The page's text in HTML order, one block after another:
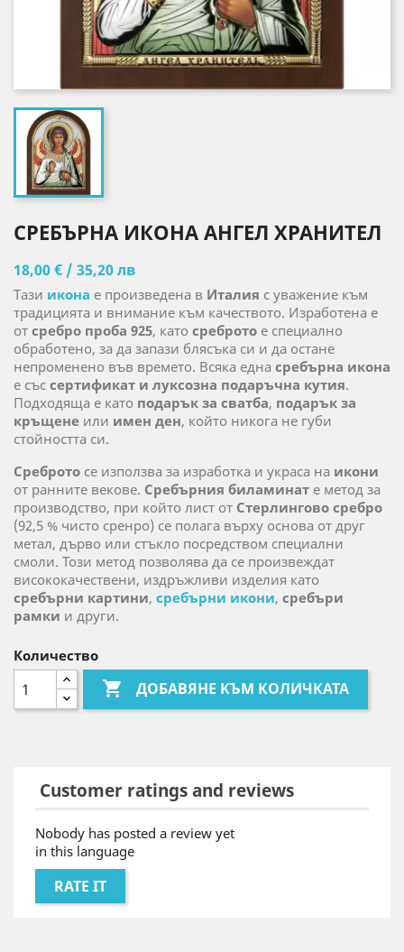
СРЕБЪРНА ИКОНА АНГЕЛ ХРАНИТЕЛ
18,00 € / 35,20 лв
Тази икона е произведена в Италия с уважение към
традицията и внимание към качеството. Изработена е
от сребро проба 925, като среброто е специално
обработено, за да запази блясъка си и да остане
непроменено във времето. Всяка една сребърна икона
е със сертификат и луксозна подаръчна кутия.
Подходяща е като подарък за сватба, подарък за
кръщене или имен ден, който никога не губи
стойността си.
Среброто се използва за изработка и украса на икони
от ранните векове. Сребърния биламинат е метод за
производство, при който лист от Стерлингово сребро
(92,5 % чисто сренро) се полага върху основа от друг
метал, дърво или стъкло посредством специални
смоли. Този метод позволява да се произвеждат
висококачествени, издръжливи изделия като
сребърни картини, сребърни икони, сребъри
рамки и други.
Количество
 ДОБАВЯНЕ КЪМ КОЛИЧКАТА
Customer ratings and reviews
Nobody has posted a review yet
in this language
RATE IT